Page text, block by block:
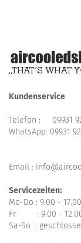
Kundenservice
Telefon : 09931
WhatsApp: 09931
Email :
Servicezeiten:
Mo-Do : 9.00 - 17.00
Fr : 9.00 -
Sa-So :